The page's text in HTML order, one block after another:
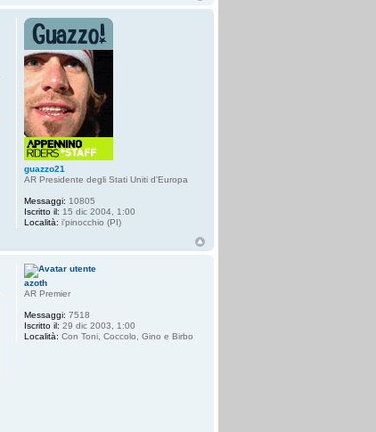
guazzo21
AR Presidente degli Stati Uniti d'Europa
Messaggi: 10805
Iscritto il: 15 dic 2004, 1:00
Località: i'pinocchio (PI)
azoth
AR Premier
Messaggi: 7518
Iscritto il: 29 dic 2003, 1:00
Località: Con Toni, Coccolo, Gino e Birbo